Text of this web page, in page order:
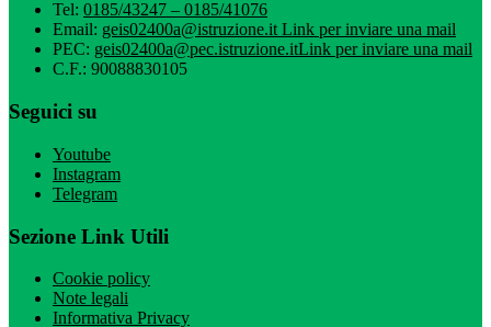
Tel: 0185/43247 – 0185/41076
Email: geis02400a@istruzione.itLink per inviare una mail
PEC: geis02400a@pec.istruzione.itLink per inviare una mail
C.F.: 90088830105
Seguici su
Youtube
Instagram
Telegram
Sezione Link Utili
Cookie policy
Note legali
Informativa Privacy